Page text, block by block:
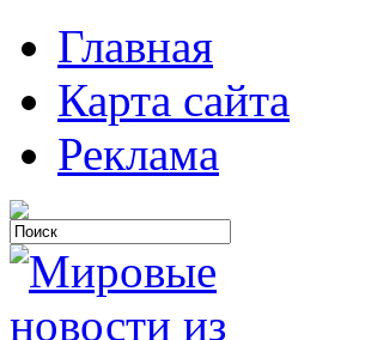
Главная
Карта сайта
Реклама